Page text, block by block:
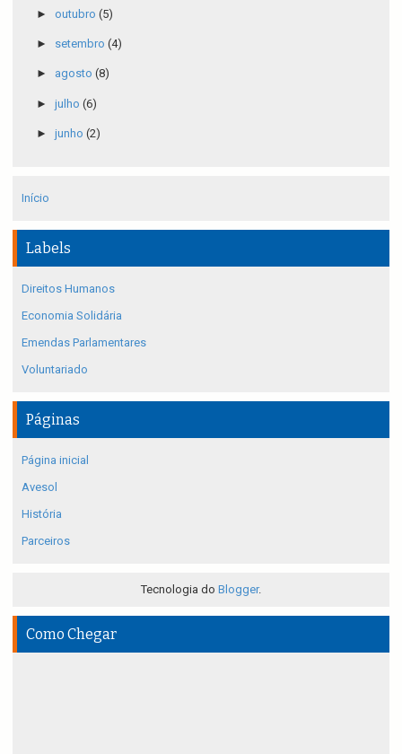
► outubro (5)
► setembro (4)
► agosto (8)
► julho (6)
► junho (2)
Início
Labels
Direitos Humanos
Economia Solidária
Emendas Parlamentares
Voluntariado
Páginas
Página inicial
Avesol
História
Parceiros
Tecnologia do Blogger.
Como Chegar